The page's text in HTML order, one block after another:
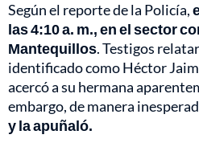
Según el reporte de la Policía,
las 4:10 a. m., en el sector
Mantequillos. Testigos
identificado como Héctor
acercó a su hermana
embargo, de manera
y la apuñaló.